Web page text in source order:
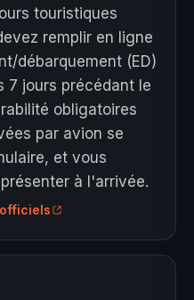
touristiques
remplir en ligne
débarquement (ED)
7 jours précédant le
obligatoires
par avion se
et vous
à l'arrivée.